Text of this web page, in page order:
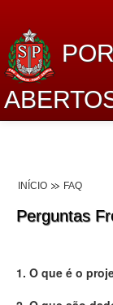
Lei de Acesso
INÍCIO FAQ
Perguntas
1. O que é o